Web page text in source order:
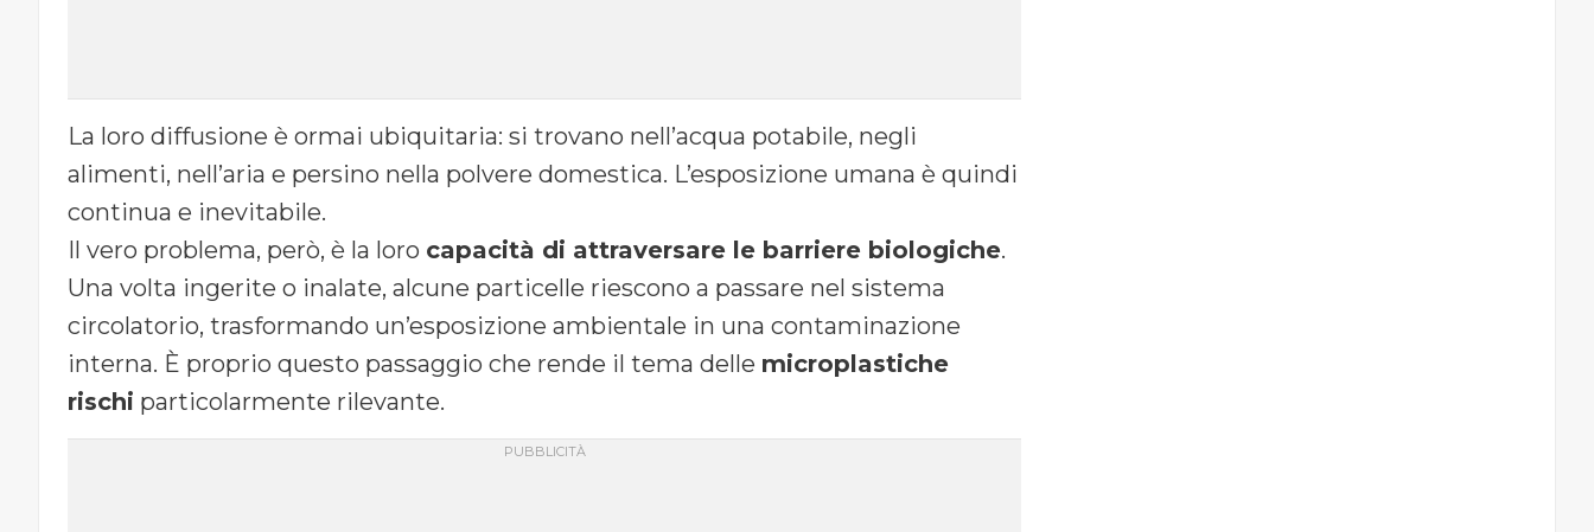
La loro diffusione è ormai ubiquitaria: si trovano nell’acqua potabile, negli
alimenti, nell’aria e persino nella polvere domestica. L’esposizione umana è quindi
continua e inevitabile.
Il vero problema, però, è la loro capacità di attraversare le barriere biologiche.
Una volta ingerite o inalate, alcune particelle riescono a passare nel sistema
circolatorio, trasformando un’esposizione ambientale in una contaminazione
interna. È proprio questo passaggio che rende il tema delle microplastiche
rischi particolarmente rilevante.